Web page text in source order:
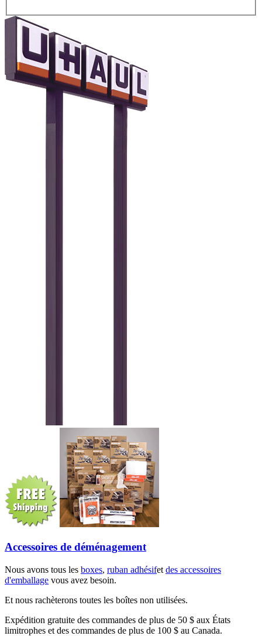
Accessoires de déménagement
Nous avons tous les boxes, ruban adhésifet des accessoires
d'emballage vous avez besoin.
Et nous rachèterons toutes les boîtes non utilisées.
Expédition gratuite des commandes de plus de 50 $ aux États
limitrophes et des commandes de plus de 100 $ au Canada.